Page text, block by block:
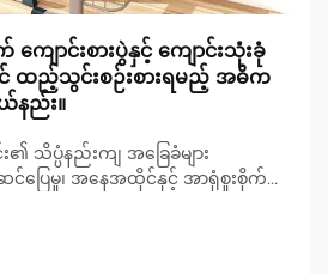
ာင်းစားပွဲနှင့် ကျောင်းသုံးခုံ
င် ထည့်သွင်းစဉ်းစားရမည့် အဓိက
နည်း။
သိပ္ပံနည်းကျ အခြေခံများ
ဆင်ပြေမှု၊ အနေအထိုင်နှင့် အာရုံစူးစိုက်မှု
င်းဆုံးသင်ယူမှုပတ်ဝန်းကျင်ကို ဖန်တီး